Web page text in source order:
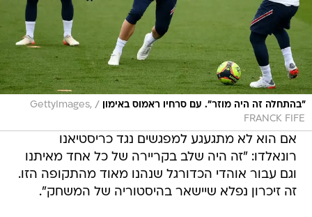
"בהתחלה זה היה מוזר". עם סרחיו ראמוס באימון /
GettyImages,
FRANCK FIFE
אם הוא לא מתגעגע למפגשים נגד כריסטיאנו
רונאלדו: "זה היה שלב בקריירה של כל אחד מאיתנו
וגם עבור אוהדי הכדורגל שנהנו מאוד מהתקופה הזו.
זה זיכרון נפלא שיישאר בהיסטוריה של המשחק".